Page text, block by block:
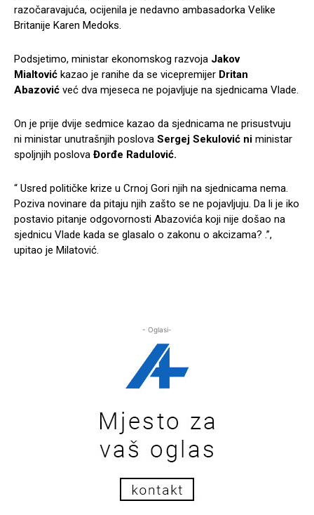
razočaravajuća, ocijenila je nedavno ambasadorka Velike
Britanije Karen Medoks.
Podsjetimo, ministar ekonomskog razvoja Jakov
Mialtović kazao je ranihe da se vicepremijer Dritan
Abazović već dva mjeseca ne pojavljuje na sjednicama Vlade.
On je prije dvije sedmice kazao da sjednicama ne prisustvuju
ni ministar unutrašnjih poslova Sergej Sekulović ni ministar
spoljnjih poslova Đorđe Radulović.
“ Usred političke krize u Crnoj Gori njih na sjednicama nema.
Poziva novinare da pitaju njih zašto se ne pojavljuju. Da li je iko
postavio pitanje odgovornosti Abazovića koji nije došao na
sjednicu Vlade kada se glasalo o zakonu o akcizama? .”,
upitao je Milatović.
- Oglasi-